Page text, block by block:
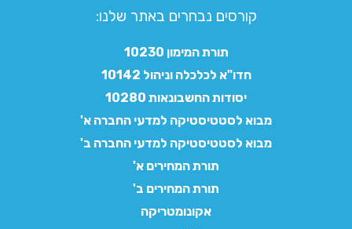
קורסים נבחרים באתר שלנו:​
תורת המימון 10230
חדו"א לכלכלה וניהול 10142
יסודות החשבונאות 10280
מבוא לסטטיסטיקה למדעי החברה א'
מבוא לסטטיסטיקה למדעי החברה ב'
תורת המחירים א'
תורת המחירים ב'
אקונומטריקה